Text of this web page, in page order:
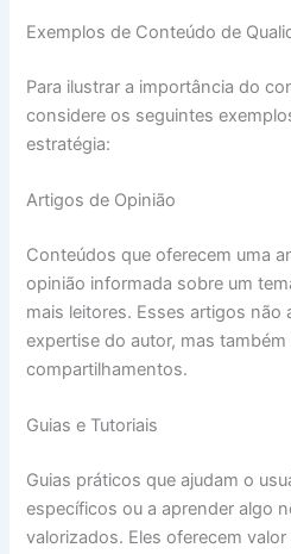
Exemplos de Conteúdo de
Para ilustrar a importância do
considere os seguintes
estratégia:
Artigos de Opinião
Conteúdos que oferecem uma
opinião informada sobre um
mais leitores. Esses artigos não
expertise do autor, mas
compartilhamentos.
Guias e Tutoriais
Guias práticos que ajudam o
específicos ou a aprender algo
valorizados. Eles oferecem